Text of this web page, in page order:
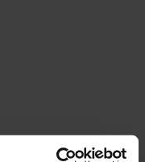
necessaris estan